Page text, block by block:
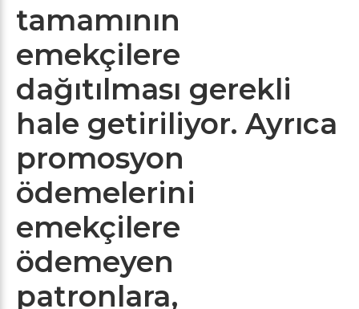
tamamının
emekçilere
dağıtılması gerekli
hale getiriliyor. Ayrıca
promosyon
ödemelerini
emekçilere
ödemeyen
patronlara,